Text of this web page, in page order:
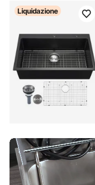
Liquidazione